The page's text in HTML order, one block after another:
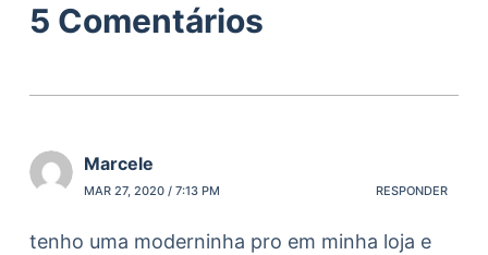
5 Comentários
Marcele
MAR 27, 2020 / 7:13 PM RESPONDER
tenho uma moderninha pro em minha loja e